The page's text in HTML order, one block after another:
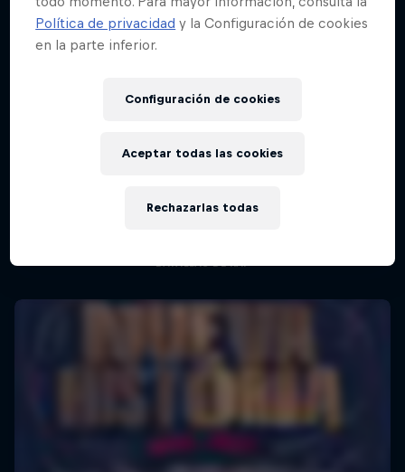
Lima, Peru
Política de privacidad y la Configuración de cookies
en la parte inferior.
Configuración de cookies
Rechazarlas todas
Aceptar todas las cookies